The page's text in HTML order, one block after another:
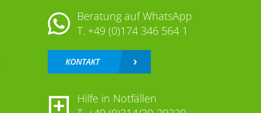
Beratung auf WhatsApp
T. +49 (0)174 346 564 1
KONTAKT
Hilfe in Notfällen